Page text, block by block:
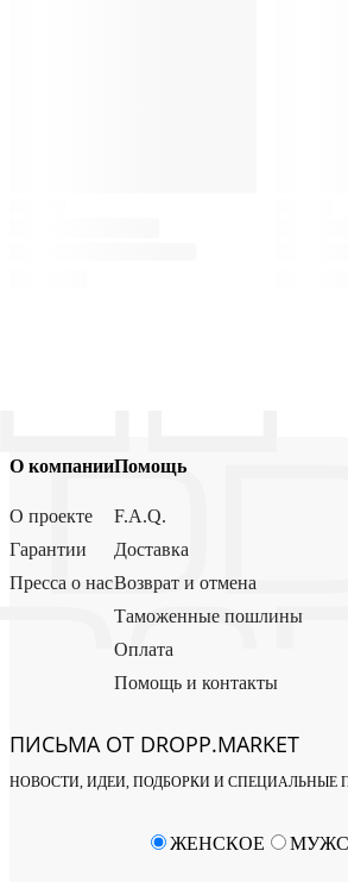
О компании
О проекте
Гарантии
Пресса о нас
Помощь
F.A.Q.
Доставка
Возврат и отмена
Таможенные пошлины
Оплата
Помощь и контакты
ПИСЬМА ОТ DROPP.MARKET
НОВОСТИ, ИДЕИ, ПОДБОРКИ И СПЕЦИАЛЬНЫЕ
ЖЕНСКОЕ